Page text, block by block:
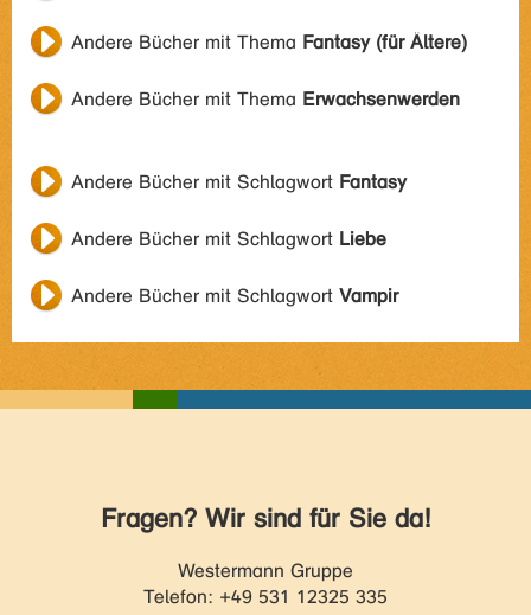
Andere Bücher mit Thema Fantasy (für Ältere)
Andere Bücher mit Thema Erwachsenwerden
Andere Bücher mit Schlagwort Fantasy
Andere Bücher mit Schlagwort Liebe
Andere Bücher mit Schlagwort Vampir